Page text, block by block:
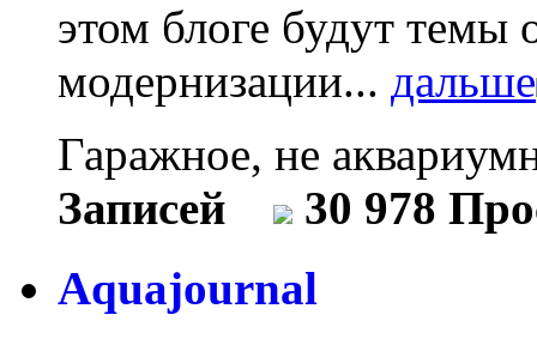
этом блоге будут темы
модернизации... дальше
Гаражное, не
Записей
30 978
Aquajournal